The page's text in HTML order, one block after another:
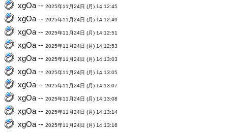
xgOa --2025年11月24日 (月) 14:12:45
xgOa --2025年11月24日 (月) 14:12:49
xgOa --2025年11月24日 (月) 14:12:51
xgOa --2025年11月24日 (月) 14:12:53
xgOa --2025年11月24日 (月) 14:13:03
xgOa --2025年11月24日 (月) 14:13:05
xgOa --2025年11月24日 (月) 14:13:07
xgOa --2025年11月24日 (月) 14:13:08
xgOa --2025年11月24日 (月) 14:13:14
xgOa --2025年11月24日 (月) 14:13:16